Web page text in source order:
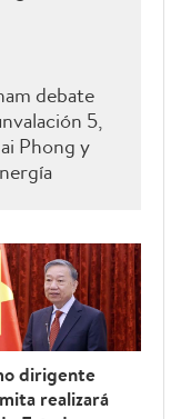
debate
5,
Phong y
dirigente
realizará